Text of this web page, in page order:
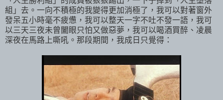
組」去。一向不積極的我變得更加消極了，我可以對著窗外
發呆五小時毫不疲憊，我可以整天一字不吐不發一語，我可
以三天三夜未曾闔眼只怕又做惡夢，我可以喝酒買醉、凌晨
深夜在馬路上嘶吼。那段期間，我成日只覺得：